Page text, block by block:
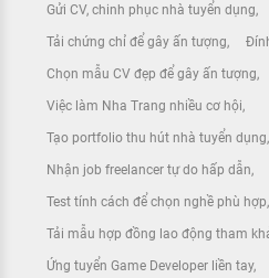
Gửi CV, chinh phục nhà tuyển dụng
Tải chứng chỉ để gây ấn tượng
Chọn mẫu CV đẹp để gây ấn tượng
Việc làm Nha Trang nhiều cơ hội
Tạo portfolio thu hút nhà tuyển dụng
Nhận job freelancer tự do hấp dẫn
Test tính cách để chọn nghề phù hợp
Tải mẫu hợp đồng lao động tham
Ứng tuyển Game Developer liền tay